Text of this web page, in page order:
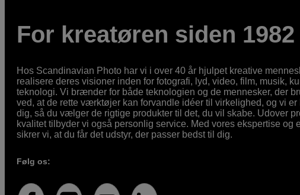
For kreatøren siden 1982
Hos Scandinavian Photo har vi i over 40 år hjulpet kreative
realisere deres visioner inden for fotografi, lyd, video, film, musik,
teknologi. Vi brænder for både teknologien og de mennesker, der
ved, at de rette værktøjer kan forvandle idéer til virkelighed, og vi er
dig, så du vælger de rigtige produkter til det, du vil skabe. Udover
kvalitet tilbyder vi også personlig service. Med vores ekspertise og
sikrer vi, at du får det udstyr, der passer bedst til dig.
Følg os: